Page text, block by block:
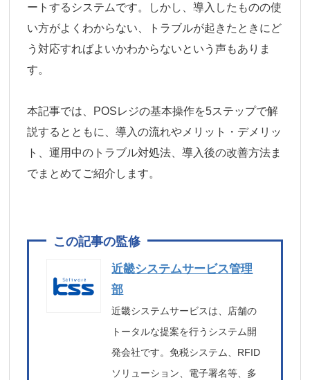
ートするシステムです。しかし、導入したものの使
い方がよくわからない、トラブルが起きたときにど
う対応すればよいかわからないという声もありま
す。
本記事では、POSレジの基本操作を5ステップで解
説するとともに、導入の流れやメリット・デメリッ
ト、運用中のトラブル対処法、導入後の改善方法ま
でまとめてご紹介します。
近畿システムサービス管理
部
近畿システムサービスは、店舗の
トータルな提案を行うシステム開
発会社です。免税システム、RFID
ソリューション、電子署名等、多